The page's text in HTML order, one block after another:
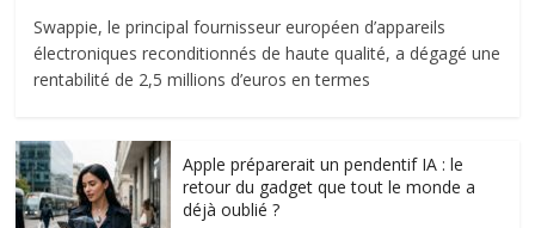
Swappie, le principal fournisseur européen d’appareils
électroniques reconditionnés de haute qualité, a dégagé une
rentabilité de 2,5 millions d’euros en termes
Apple préparerait un pendentif IA : le
retour du gadget que tout le monde a
déjà oublié ?